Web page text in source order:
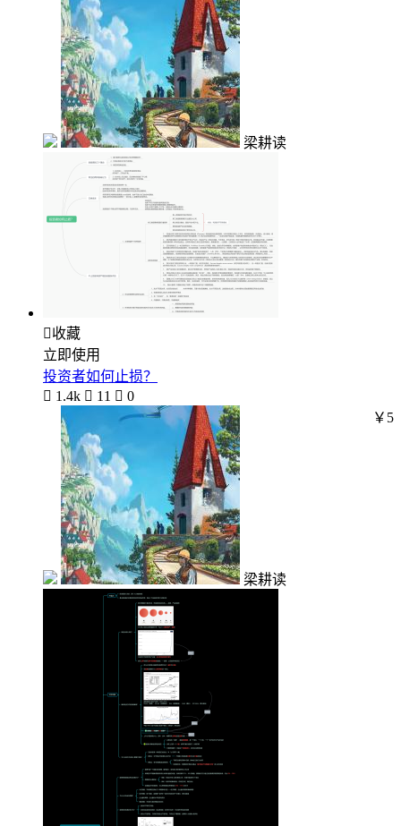
梁耕读
收藏
立即使用
投资者如何止损？
 1.4k  11  0
梁耕读
￥5